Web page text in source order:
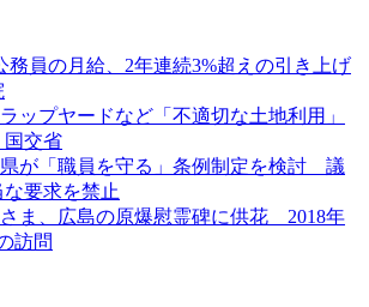
務員の月給、2年連続3%超えの引き上げ
ップヤードなど「不適切な土地利用」
交省
が「職員を守る」条例制定を検討 議
要求を禁止
ま、広島の原爆慰霊碑に供花 2018年
訪問